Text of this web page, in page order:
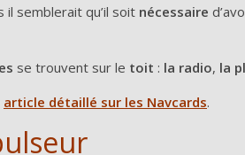
il semblerait qu’il soit nécessaire
se trouvent sur le toit : la radio, la
article détaillé sur les Navcards.